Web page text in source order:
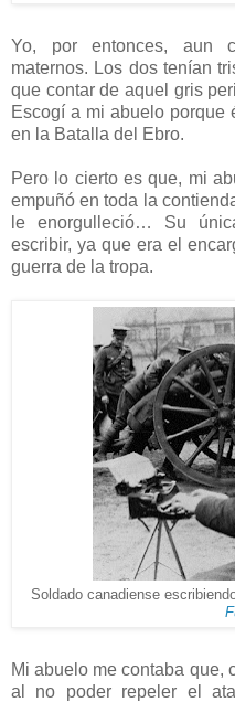
Yo, por entonces, aun
maternos. Los dos tenían
que contar de aquel gris
Escogí a mi abuelo porque
en la Batalla del Ebro.
Pero lo cierto es que, mi
empuñó en toda la
le enorgulleció… Su
escribir, ya que era el
guerra de la tropa.
Soldado canadiense
Mi abuelo me contaba que,
al no poder repeler el